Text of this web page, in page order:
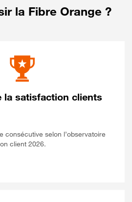
la Fibre Orange ?
la satisfaction clients
consécutive selon l’observatoire
client 2026.